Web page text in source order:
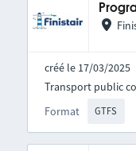
créé le 17/03/2025
Format GTFS
Transport public